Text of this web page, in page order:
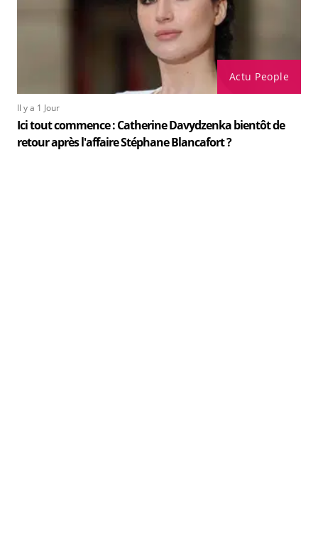
Actu People
Il y a 1 Jour
Ici tout commence : Catherine Davydzenka bientôt de
retour après l'affaire Stéphane Blancafort ?